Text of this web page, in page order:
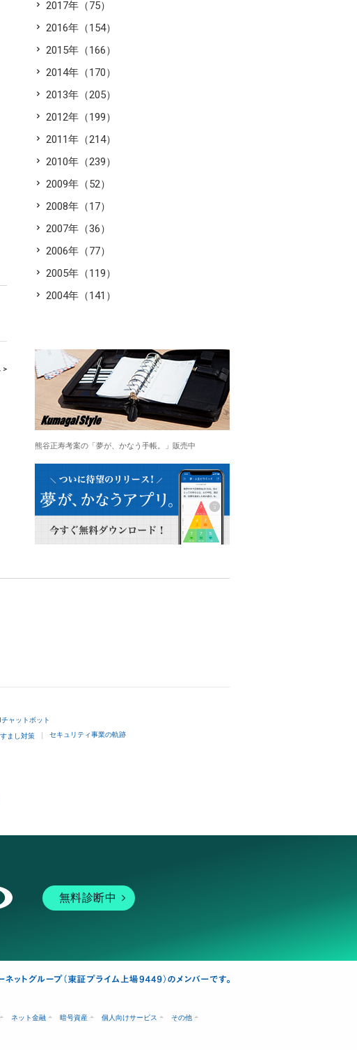
>
2017年（75）
2016年（154）
2015年（166）
2014年（170）
2013年（205）
2012年（199）
2011年（214）
2010年（239）
2009年（52）
2008年（17）
2007年（36）
2006年（77）
2005年（119）
2004年（141）
熊谷正寿考案の「夢が、かなう手帳。」販売中
ャットボット
まし対策 セキュリティ事業の軌跡
無料診断中
ネット金融 暗号資産 個人向けサービス その他